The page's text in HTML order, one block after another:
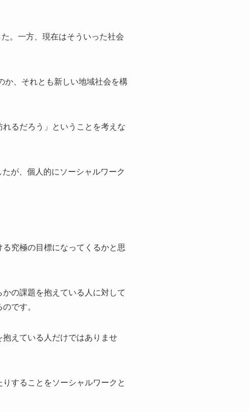
。一方、現在はそういった社会
か、それとも新しい地域社会を構
るだろう」ということを考えな
が、個人的にソーシャルワーク
究極の目標になってくるかと思
の課題を抱えている人に対して
です。
えている人だけではありませ
することをソーシャルワークと